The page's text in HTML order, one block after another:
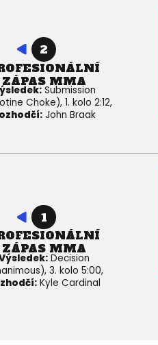
2
ZÁPAS MMA
Submission
Choke), 1. kolo 2:12,
John Braak
1
ZÁPAS MMA
Decision
3. kolo 5:00,
Kyle Cardinal